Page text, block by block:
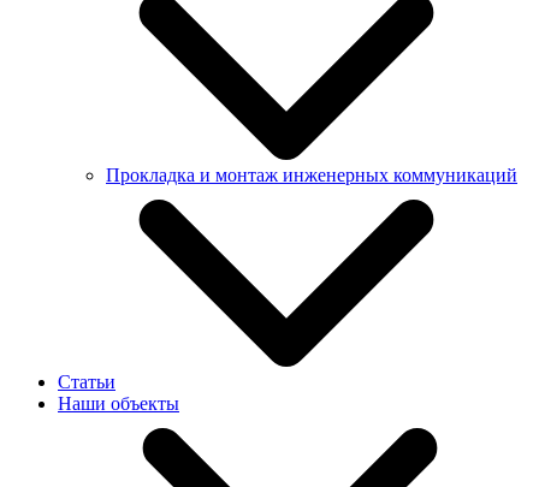
Бестраншейная прокладка труб методом ГНБ
Бестраншейная замена труб
Прокладка и монтаж инженерных коммуникаций
Прокладка инженерных коммуникаций
Монтаж инженерных коммуникаций
Статьи
Наши объекты